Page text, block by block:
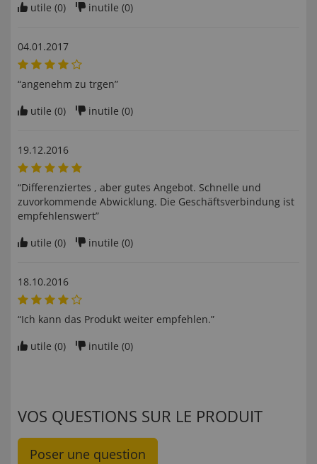
utile (0) inutile (0)
04.01.2017
“angenehm zu trgen”
utile (0) inutile (0)
19.12.2016
“Differenziertes , aber gutes Angebot. Schnelle und
zuvorkommende Abwicklung. Die Geschäftsverbindung ist
empfehlenswert”
utile (0) inutile (0)
18.10.2016
“Ich kann das Produkt weiter empfehlen.”
utile (0) inutile (0)
VOS QUESTIONS SUR LE PRODUIT
Poser une question